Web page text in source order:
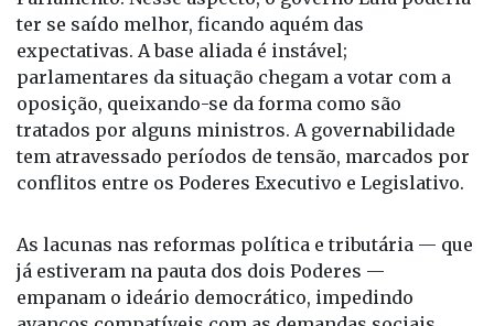
expectativas. A base aliada é instável;
parlamentares da situação chegam a votar com a
oposição, queixando-se da forma como são
tratados por alguns ministros. A governabilidade
tem atravessado períodos de tensão, marcados por
conflitos entre os Poderes Executivo e Legislativo.
já estiveram na pauta dos dois Poderes —
empanam o ideário democrático, impedindo
avanços compatíveis com as demandas sociais.
Avaliado pela gestão política, numa escala de 0 a 10,